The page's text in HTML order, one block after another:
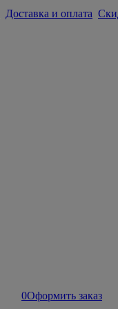
Доставка и оплата
0Оформить заказ